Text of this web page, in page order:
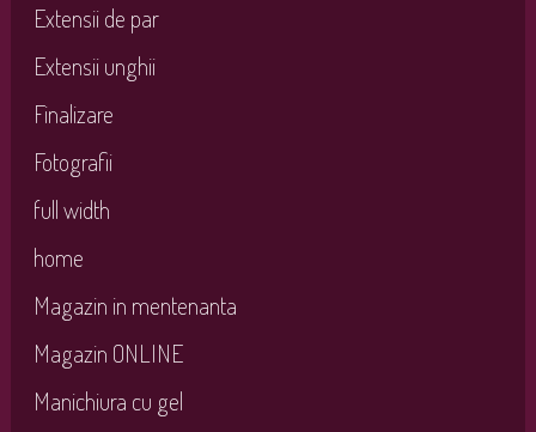
Extensii de par
Extensii unghii
Finalizare
Fotografii
full width
home
Magazin in mentenanta
Magazin ONLINE
Manichiura cu gel